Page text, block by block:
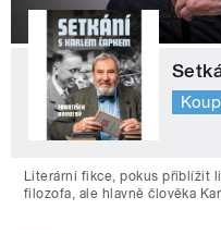
Literární fikce, pokus přiblížit
filozofa, ale hlavně člověka